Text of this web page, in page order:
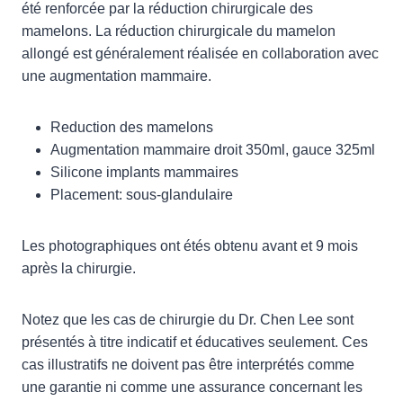
été renforcée par la réduction chirurgicale des
mamelons. La réduction chirurgicale du mamelon
allongé est généralement réalisée en collaboration avec
une augmentation mammaire.
Reduction des mamelons
Augmentation mammaire droit 350ml, gauce 325ml
Silicone implants mammaires
Placement: sous-glandulaire
Les photographiques ont étés obtenu avant et 9 mois
après la chirurgie.
Notez que les cas de chirurgie du Dr. Chen Lee sont
présentés à titre indicatif et éducatives seulement. Ces
cas illustratifs ne doivent pas être interprétés comme
une garantie ni comme une assurance concernant les